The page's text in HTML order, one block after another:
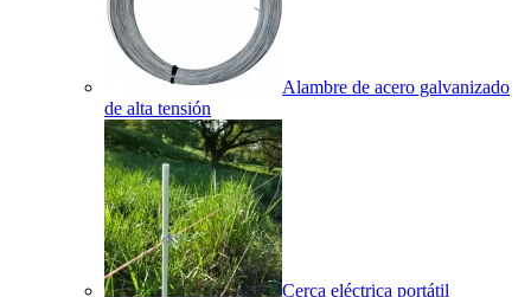
Alambre de acero galvanizado
de alta tensión
Cerca eléctrica portátil